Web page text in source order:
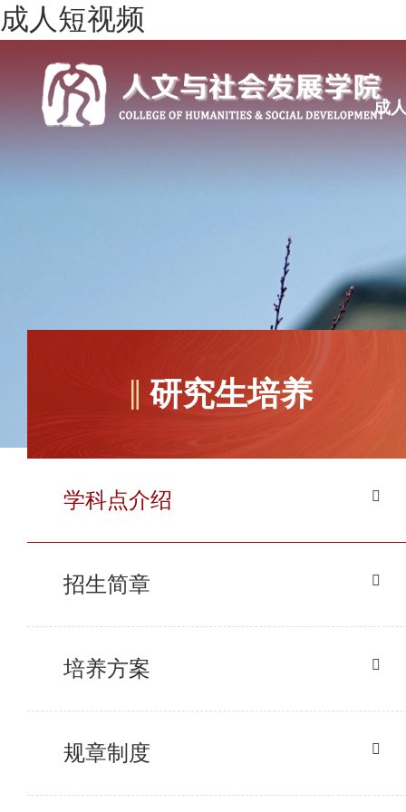
成人短视频
成
研究生培养
学科点介绍
招生简章
培养方案
规章制度